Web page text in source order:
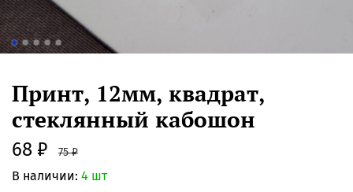
Принт, 12мм, квадрат,
стеклянный кабошон
68 ₽ 75 ₽
В наличии: 4 шт